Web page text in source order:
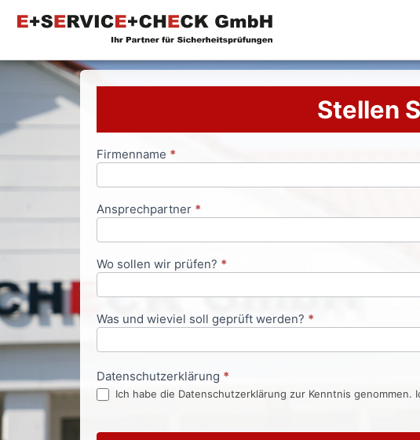
Stellen
Anfrageformular
Firmenname *
Ansprechpartner *
Wo sollen wir prüfen? *
Was und wieviel soll geprüft werden? *
Datenschutzerklärung *
Ich habe die Datenschutzerklärung zur Kenntnis